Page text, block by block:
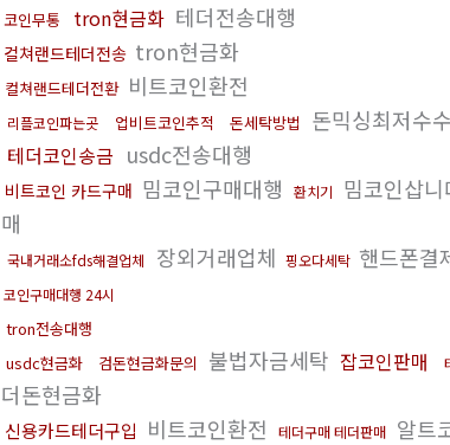
코인무통 tron현금화 테더전송대행
컬쳐랜드테더전송 tron현금화
컬쳐랜드테더전환 비트코인환전
리플코인파는곳 업비트코인추적 돈세탁방법 돈믹싱최저수
테더코인송금 usdc전송대행
비트코인 카드구매 밈코인구매대행 환치기 밈코인삽니
매
국내거래소fds해결업체 장외거래업체 핑오다세탁 핸드폰결
코인구매대행 24시
tron전송대행
usdc현금화
검돈현금화문의 불법자금세탁 잡코인판매
더돈현금화
신용카드테더구입 비트코인환전 테더구매 테더판매 알트